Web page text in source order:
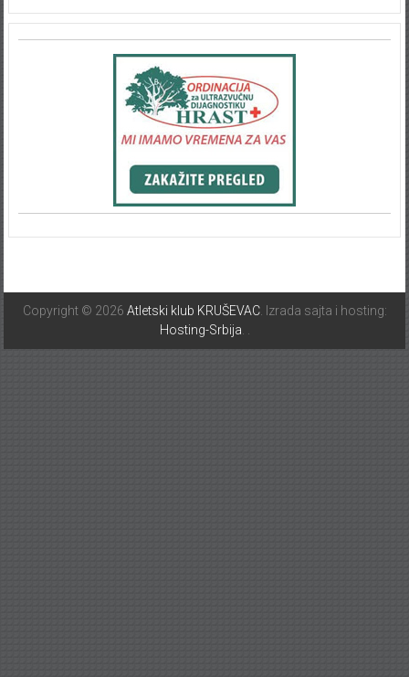
Copyright © 2026 Atletski klub KRUŠEVAC. Izrada sajta i hosting:
Hosting-Srbija